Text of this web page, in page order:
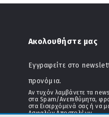
Ακολουθήστε μας
Εγγραφείτε στο
προνόμια.
Αν τυχόν λαμβάνετε τα
στα Spam/Ανεπιθύμητα,
στα Εισερχόμενά σας ή να
Ασφαλών Αποστολέων